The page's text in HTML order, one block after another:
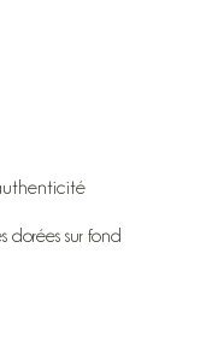
dorées sur fond